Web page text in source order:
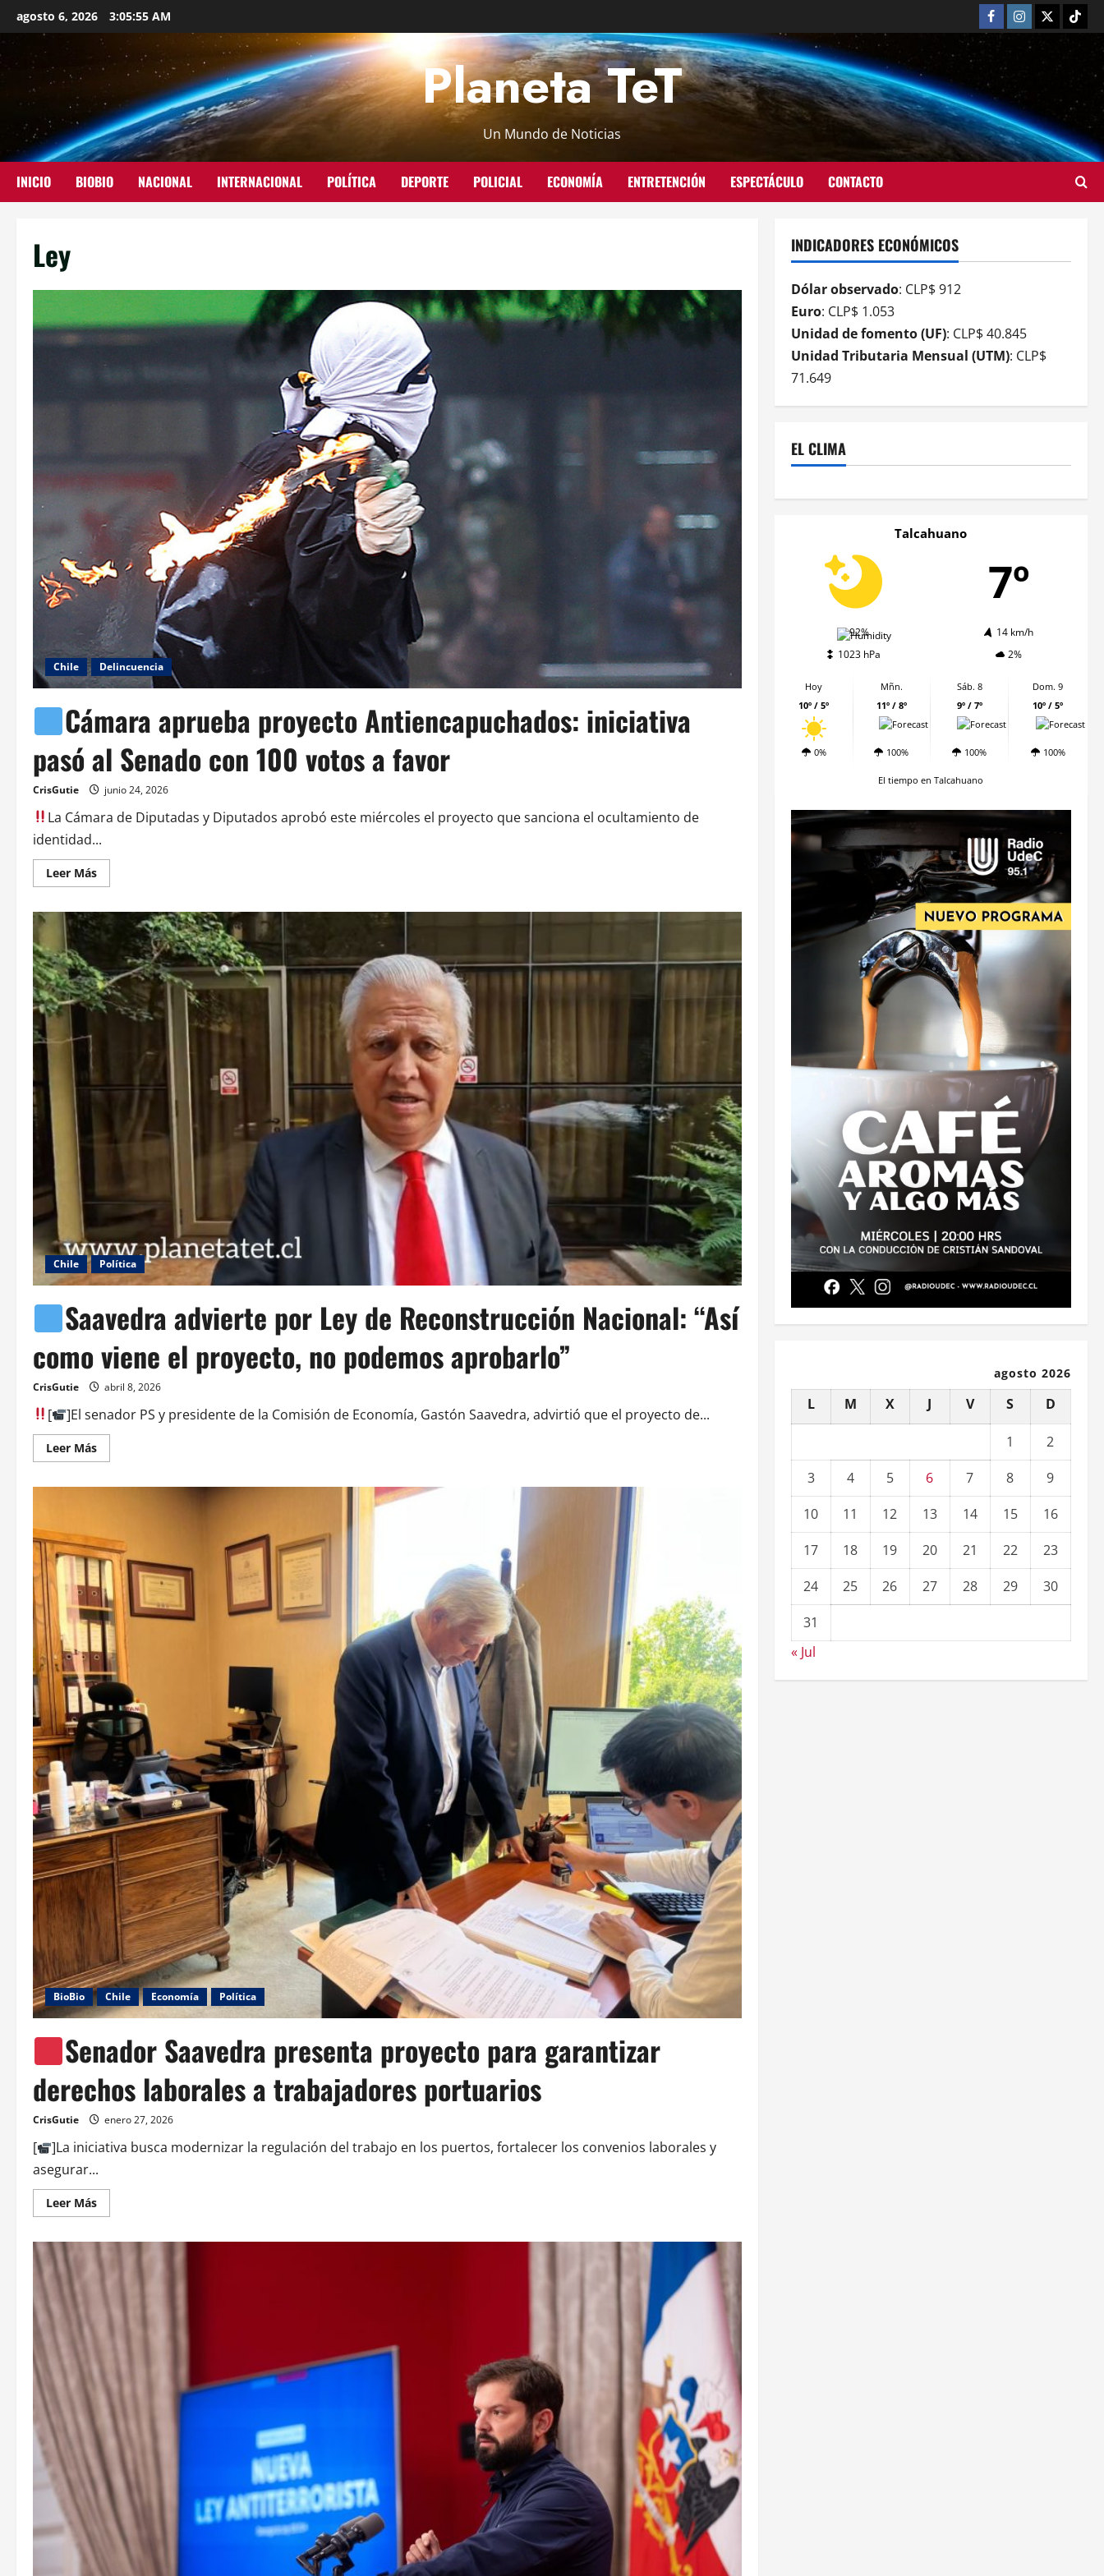
agosto 6, 2026 3:05:58 AM
Planeta TeT
Un Mundo de Noticias
INICIO BIOBIO NACIONAL INTERNACIONAL POLÍTICA DEPORTE POLICIAL ECONOMÍA ENTRETENCIÓN ESPECTÁCULO CONTACTO
Ley
Chile Delincuencia
Cámara aprueba proyecto Antiencapuchados: iniciativa
pasó al Senado con 100 votos a favor
CrisGutie junio 24, 2026
La Cámara de Diputadas y Diputados aprobó este miércoles el proyecto que sanciona el ocultamiento de
identidad...
Leer Más
Chile Política
Saavedra advierte por Ley de Reconstrucción Nacional: “Así
como viene el proyecto, no podemos aprobarlo”
CrisGutie abril 8, 2026
[ ]El senador PS y presidente de la Comisión de Economía, Gastón Saavedra, advirtió que el proyecto de...
Leer Más
BioBio Chile Economía Política
Senador Saavedra presenta proyecto para garantizar
derechos laborales a trabajadores portuarios
CrisGutie enero 27, 2026
[
]La iniciativa busca modernizar la regulación del trabajo en los puertos, fortalecer los convenios laborales y
asegurar...
Leer Más
INDICADORES ECONÓMICOS
Dólar observado: CLP$ 912
Euro: CLP$ 1.053
Unidad de fomento (UF): CLP$ 40.845
Unidad Tributaria Mensual (UTM): CLP$
71.649
EL CLIMA
Talcahuano
7º
92%
14 km/h
1023 hPa
2%
Hoy
10º / 5º
0%
Mñn.
11º / 8º
100%
Sáb. 8
9º / 7º
100%
Dom. 9
10º / 5º
100%
El tiempo en Talcahuano
agosto 2026
L M X J V S D
1
2
3
4 5 6 7 8
9
10
11 12 13 14 15
16
17
18 19 20 21 22
23
24
25 26 27 28 29
30
31
« Jul